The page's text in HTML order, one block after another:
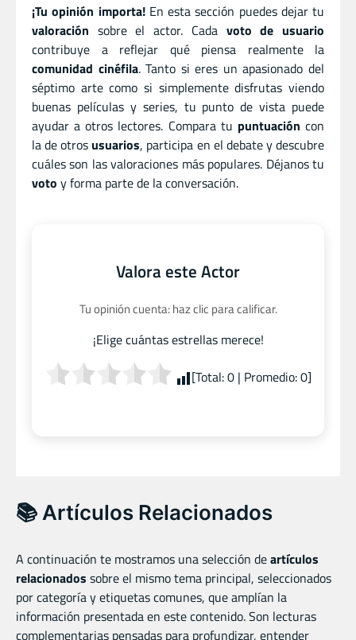
¡Tu opinión importa!En esta sección puedes dejar tu
valoración sobre el actor. Cada voto de usuario
contribuye a reflejar qué piensa realmente la
comunidad cinéfila. Tanto si eres un apasionado del
séptimo arte como si simplemente disfrutas viendo
buenas películas y series, tu punto de vista puede
ayudar a otros lectores. Compara tu puntuación con
la de otros usuarios, participa en el debate y descubre
cuáles son las valoraciones más populares. Déjanos tu
voto y forma parte de la conversación.
Valora este Actor
Tu opinión cuenta: haz clic para calificar.
¡Elige cuántas estrellas merece!
[Total:0| Promedio:0]
📚 Artículos Relacionados
A continuación te mostramos una selección deartículos
relacionados sobre el mismo tema principal, seleccionados
por categoría y etiquetas comunes, que amplían la
información presentada en este contenido. Son lecturas
complementarias pensadas para profundizar, entender